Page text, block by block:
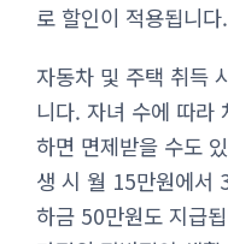
로 할인이 적용됩니다.
자동차 및 주택 취득
니다. 자녀 수에 따라
하면 면제받을 수도
생 시 월 15만원에서
하금 50만원도 지급